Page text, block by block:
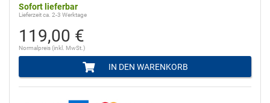
Sofort lieferbar
Lieferzeit ca. 2-3 Werktage
119,00 €
Normalpreis (inkl. MwSt.)
IN DEN WARENKORB